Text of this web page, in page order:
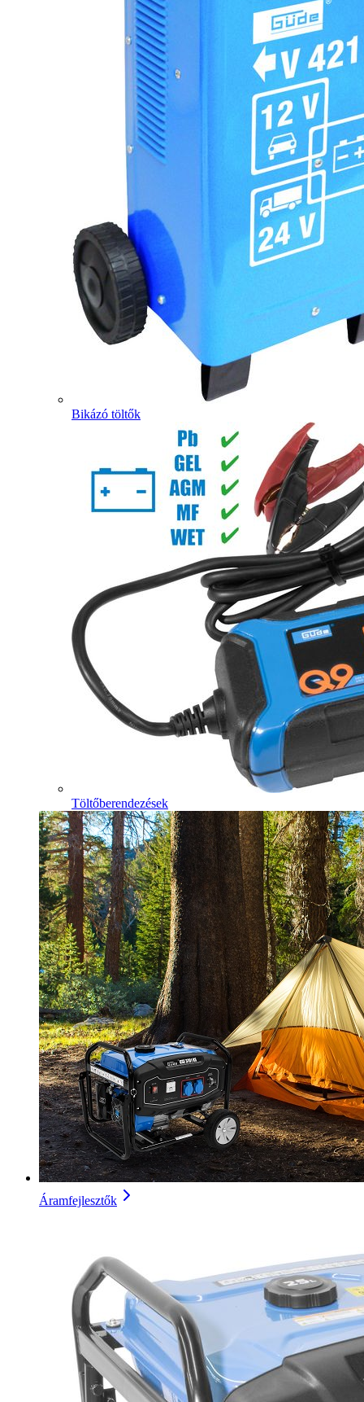
Bikázó töltők
Töltőberendezések
Áramfejlesztők